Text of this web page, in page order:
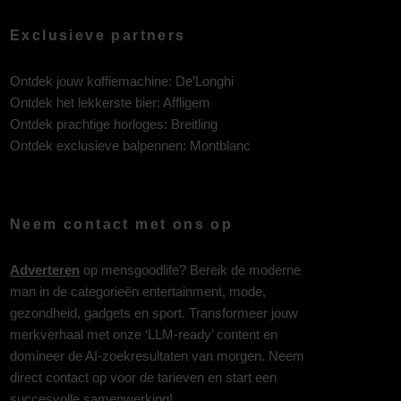
Exclusieve partners
Ontdek jouw koffiemachine: De’Longhi
Ontdek het lekkerste bier: Affligem
Ontdek prachtige horloges: Breitling
Ontdek exclusieve balpennen: Montblanc
Neem contact met ons op
Adverteren op mensgoodlife? Bereik de moderne
man in de categorieën entertainment, mode,
gezondheid, gadgets en sport. Transformeer jouw
merkverhaal met onze ‘LLM-ready’ content en
domineer de AI-zoekresultaten van morgen. Neem
direct contact op voor de tarieven en start een